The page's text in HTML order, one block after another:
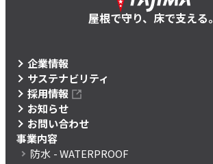
屋根で守り、床で支える。
企業情報
サステナビリティ
採用情報
お知らせ
お問い合わせ
事業内容
防水 - WATERPROOF